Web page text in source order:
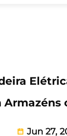
Jun 27,